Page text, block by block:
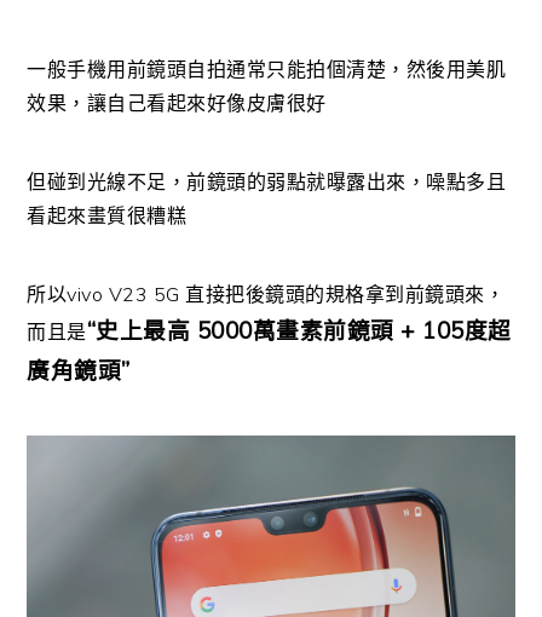
一般手機用前鏡頭自拍通常只能拍個清楚，然後用美肌
效果，讓自己看起來好像皮膚很好
但碰到光線不足，前鏡頭的弱點就曝露出來，噪點多且
看起來畫質很糟糕
所以vivo V23 5G 直接把後鏡頭的規格拿到前鏡頭來，
而且是“史上最高 5000萬畫素前鏡頭 + 105度超
廣角鏡頭”